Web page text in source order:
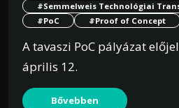
#Semmelweis Technológiai
#PoC
#Proof of Concept
A tavaszi PoC pályázat
április 12.
Bővebben